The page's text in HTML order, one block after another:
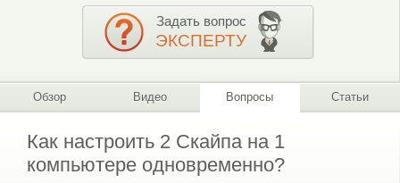
Задать вопрос
ЭКСПЕРТУ
Обзор Видео Вопросы Статьи
Как настроить 2 Cкайпа на 1
компьютере одновременно?